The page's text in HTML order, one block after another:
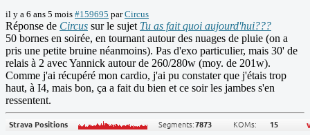
il y a 6 ans 5 mois #159695 parCircus
Réponse de Circus sur le sujet Tu as fait quoi aujourd'hui???
50 bornes en soirée, en tournant autour des nuages de pluie (on a
pris une petite bruine néanmoins). Pas d'exo particulier, mais 30' de
relais à 2 avec Yannick autour de 260/280w (moy. de 201w).
Comme j'ai récupéré mon cardio, j'ai pu constater que j'étais trop
haut, à I4, mais bon, ça a fait du bien et ce soir les jambes s'en
ressentent.